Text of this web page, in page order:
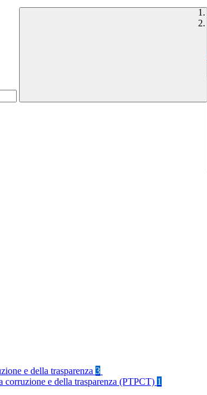
e della trasparenza 3
corruzione e della trasparenza (PTPCT) 1